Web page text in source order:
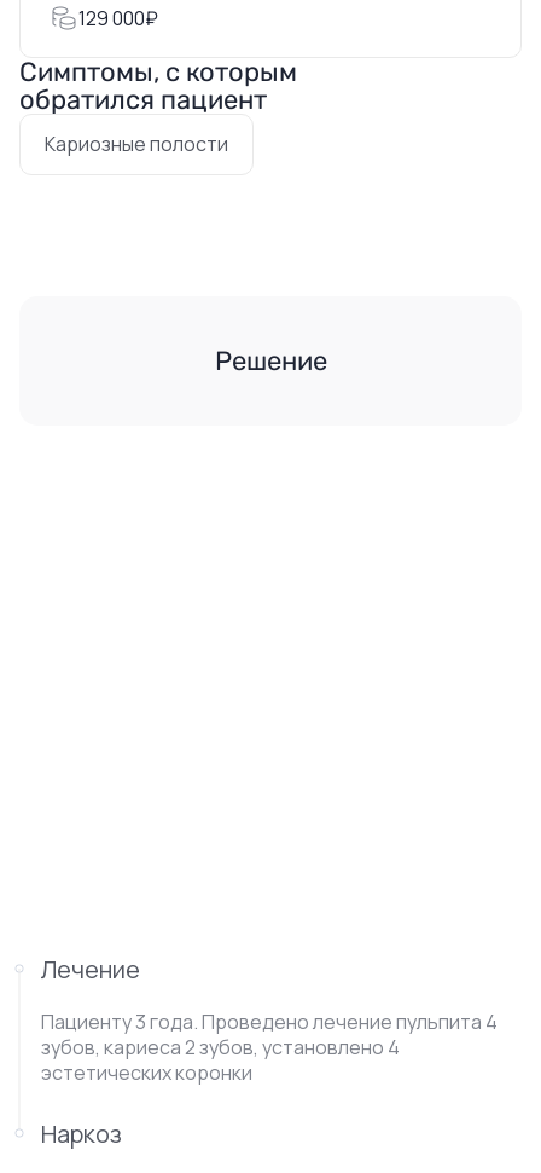
129 000₽
Симптомы, с которым
обратился пациент
Кариозные полости
Решение
Лечение
Пациенту 3 года. Проведено лечение пульпита 4
зубов, кариеса 2 зубов, установлено 4
эстетических коронки
Наркоз